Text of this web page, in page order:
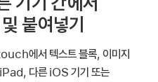
붙여넣기
에서 텍스트 블록, 이미지
iPad, 다른 iOS 기기 또는